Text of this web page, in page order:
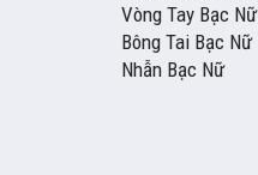
Vòng Tay Bạc Nữ
Bông Tai Bạc Nữ
Nhẫn Bạc Nữ